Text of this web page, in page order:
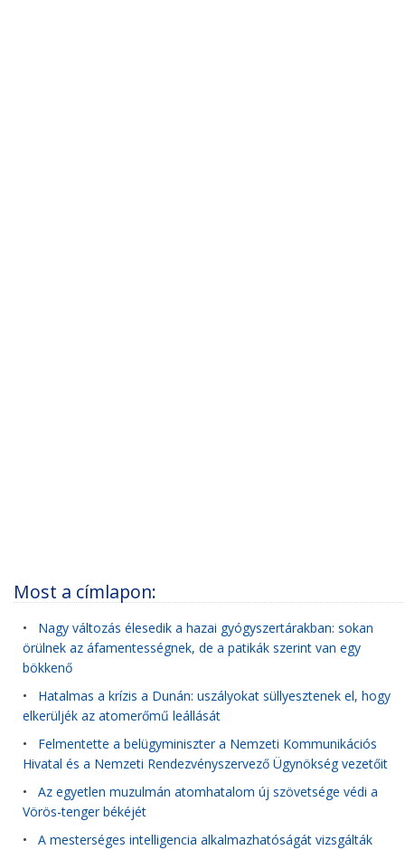
Most a címlapon:
• Nagy változás élesedik a hazai gyógyszertárakban: sokan
örülnek az áfamentességnek, de a patikák szerint van egy
bökkenő
• Hatalmas a krízis a Dunán: uszályokat süllyesztenek el, hogy
elkerüljék az atomerőmű leállását
• Felmentette a belügyminiszter a Nemzeti Kommunikációs
Hivatal és a Nemzeti Rendezvényszervező Ügynökség vezetőit
• Az egyetlen muzulmán atomhatalom új szövetsége védi a
Vörös-tenger békéjét
• A mesterséges intelligencia alkalmazhatóságát vizsgálták